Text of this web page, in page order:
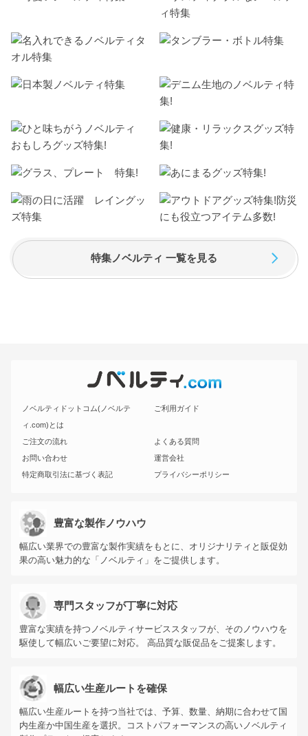
特集ノベルティ 一覧を見る
ノベルティドットコム(ノベルテ
ィ.com)とは
ご利用ガイド
ご注文の流れ
よくある質問
お問い合わせ
運営会社
特定商取引法に基づく表記
プライバシーポリシー
豊富な製作ノウハウ
幅広い業界での豊富な製作実績をもとに、オリジナリティと販促効
果の高い魅力的な「ノベルティ」をご提供します。
専門スタッフが丁寧に対応
豊富な実績を持つノベルティサービススタッフが、そのノウハウを
駆使して幅広いご要望に対応。 高品質な販促品をご提案します。
幅広い生産ルートを確保
幅広い生産ルートを持つ当社では、予算、数量、納期に合わせて国
内生産か中国生産を選択。コストパフォーマンスの高いノベルティ